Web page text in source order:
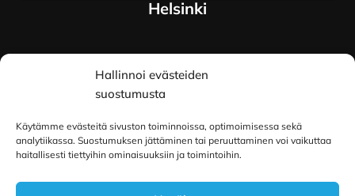
Hallinnoi evästeiden
suostumusta
Käytämme evästeitä sivuston toiminnoissa, optimoimisessa sekä
analytiikassa. Suostumuksen jättäminen tai peruuttaminen voi vaikuttaa
haitallisesti tiettyihin ominaisuuksiin ja toimintoihin.
Helsinki
Myymälä ja keskusvarasto
Siltavuorenranta 18
00170 Helsinki
Oulu
Kauppurienkatu 34